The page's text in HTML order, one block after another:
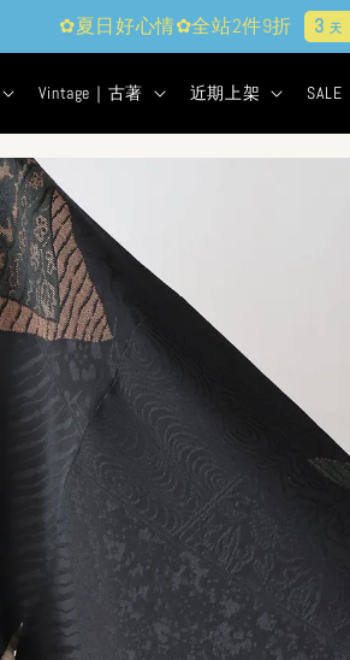
✿夏日好心情✿全站2件9折 3天
Vintage｜古著 近期上架 SALE